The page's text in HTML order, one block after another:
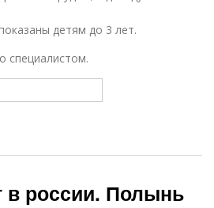
детям до 3 лет.
специалистом.
в россии. Полынь